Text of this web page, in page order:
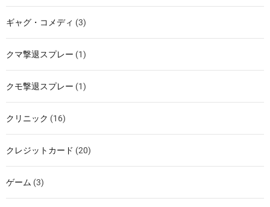
ギャグ・コメディ (3)
クマ撃退スプレー (1)
クモ撃退スプレー (1)
クリニック (16)
クレジットカード (20)
ゲーム (3)